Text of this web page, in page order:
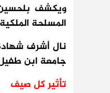
ويكشف
المسلحة
جامعة ابن طفيل
تأثير كل صيف